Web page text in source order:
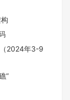
2024年3-9
”